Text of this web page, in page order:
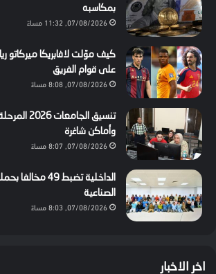
بمكاسبه
07/08/2026, 11:32 مساءً
كيف موّلت لافابريكا ميركاتو
على قوام الفريق
07/08/2026, 8:08 مساءً
وأماكن شاغرة
07/08/2026, 8:07 مساءً
الداخلية تضبط 49
الصناعية
07/08/2026, 8:03 مساءً
اخر الاخبار